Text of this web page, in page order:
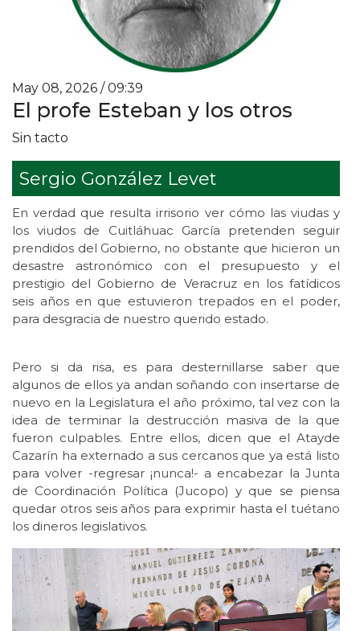
May 08, 2026 / 09:39
El profe Esteban y los otros
Sin tacto
Sergio González Levet
En verdad que resulta irrisorio ver cómo las viudas y
los viudos de Cuitláhuac García pretenden seguir
prendidos del Gobierno, no obstante que hicieron un
desastre astronómico con el presupuesto y el
prestigio del Gobierno de Veracruz en los fatídicos
seis años en que estuvieron trepados en el poder,
para desgracia de nuestro querido estado.
Pero si da risa, es para desternillarse saber que
algunos de ellos ya andan soñando con insertarse de
nuevo en la Legislatura el año próximo, tal vez con la
idea de terminar la destrucción masiva de la que
fueron culpables. Entre ellos, dicen que el Atayde
Cazarín ha externado a sus cercanos que ya está listo
para volver -regresar ¡nunca!- a encabezar la Junta
de Coordinación Política (Jucopo) y que se piensa
quedar otros seis años para exprimir hasta el tuétano
los dineros legislativos.